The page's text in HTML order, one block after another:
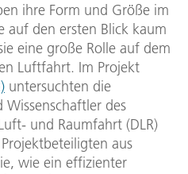
ihre Form und Größe im
auf den ersten Blick kaum
eine große Rolle auf dem
Luftfahrt. Im Projekt
untersuchten die
des
und Raumfahrt (DLR)
aus
wie ein effizienter